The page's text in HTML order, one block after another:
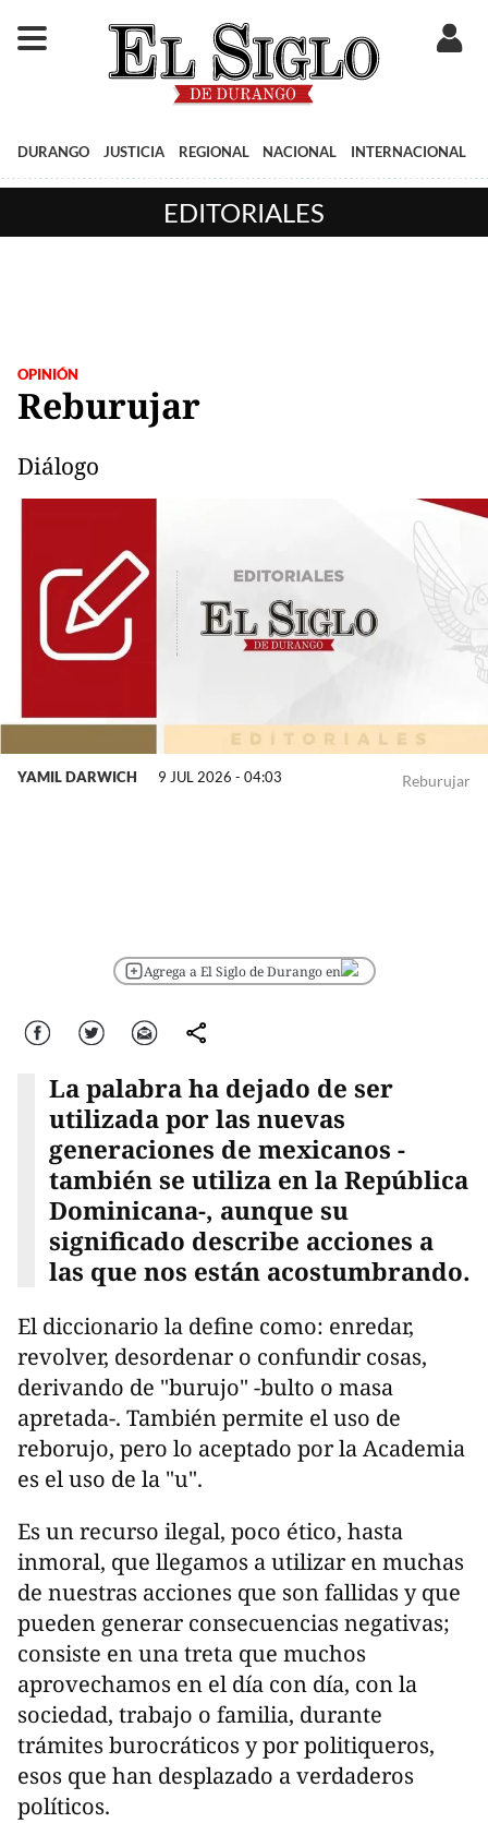
DURANGO JUSTICIA REGIONAL NACIONAL INTERNACIONAL
EDITORIALES
OPINIÓN
Reburujar
Diálogo
Reburujar
YAMIL DARWICH 9 JUL 2026 - 04:03
Agrega a El Siglo de Durango en
Facebook Twitter Correo comparte
La palabra ha dejado de ser
utilizada por las nuevas
generaciones de mexicanos -
también se utiliza en la República
Dominicana-, aunque su
significado describe acciones a
las que nos están acostumbrando.
El diccionario la define como: enredar,
revolver, desordenar o confundir cosas,
derivando de "burujo" -bulto o masa
apretada-. También permite el uso de
reborujo, pero lo aceptado por la Academia
es el uso de la "u".
Es un recurso ilegal, poco ético, hasta
inmoral, que llegamos a utilizar en muchas
de nuestras acciones que son fallidas y que
pueden generar consecuencias negativas;
consiste en una treta que muchos
aprovechamos en el día con día, con la
sociedad, trabajo o familia, durante
trámites burocráticos y por politiqueros,
esos que han desplazado a verdaderos
políticos.